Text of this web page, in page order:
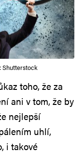
Shutterstock
toho, že za
ani v tom, že by
nejlepší
uhlí,
i takové